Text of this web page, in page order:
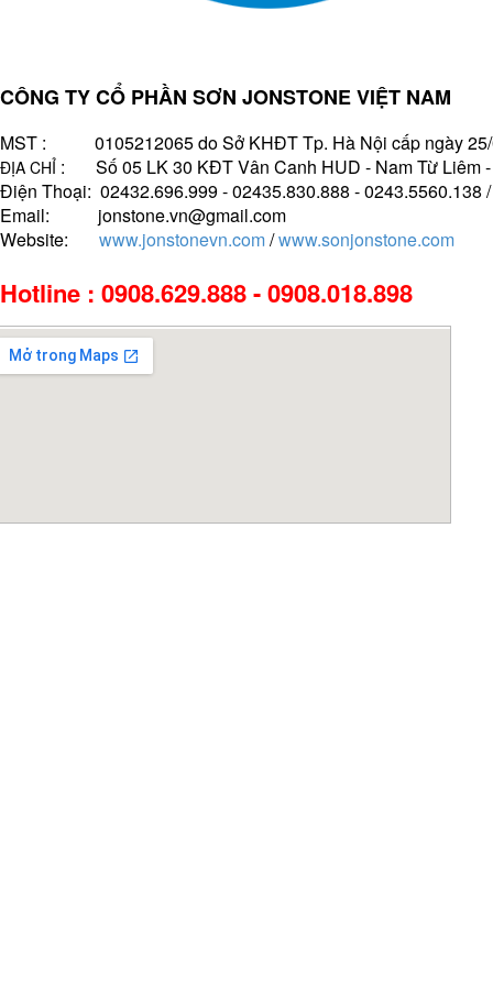
CÔNG TY CỔ PHẦN SƠN JONSTONE VIỆT NAM
MST : 0105212065 do Sở KHĐT Tp. Hà Nội cấp ngày 25/
ĐỊA CHỈ : Số 05 LK 30 KĐT Vân Canh HUD - Nam Từ Liêm
Điện Thoại: 02432.696.999 - 02435.830.888 - 0243.5560.138
Email: jonstone.vn@gmail.com
Website: www.jonstonevn.com/www.sonjonstone.com
Hotline : 0908.629.888 - 0908.018.898